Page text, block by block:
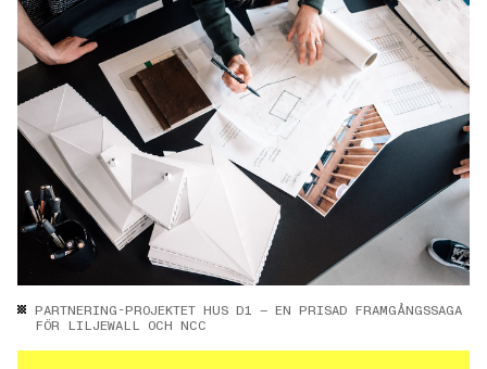
PARTNERING-PROJEKTET HUS D1 — EN PRISAD FRAMGÅNGSSAGA
FÖR LILJEWALL OCH NCC